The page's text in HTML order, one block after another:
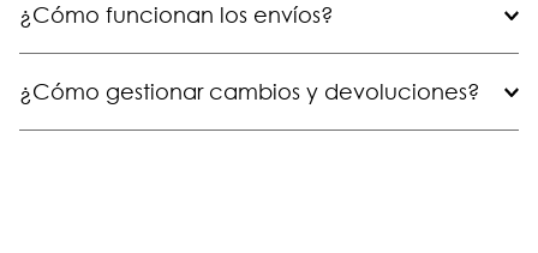
¿Cómo funcionan los envíos?
¿Cómo gestionar cambios y devoluciones?